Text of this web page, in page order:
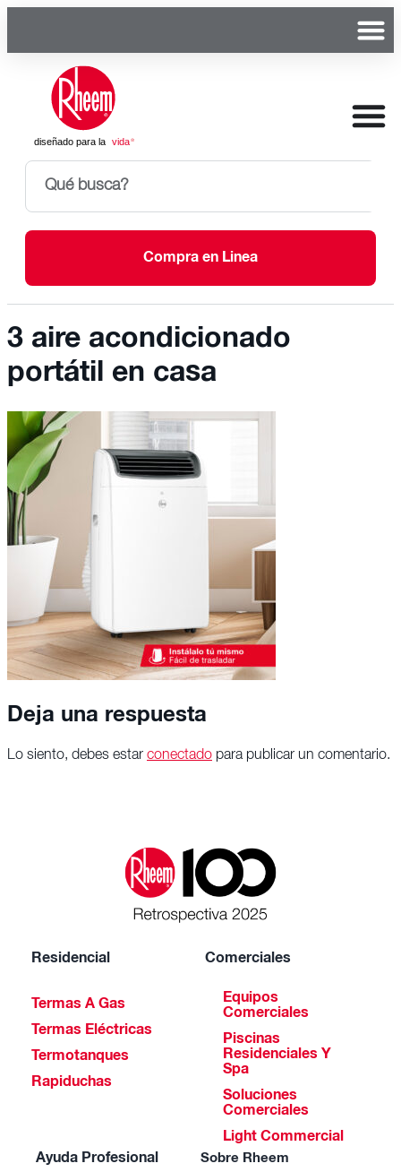
Compra en Linea
3 aire acondicionado
portátil en casa
Deja una respuesta
Lo siento, debes estar conectado para publicar un comentario.
Residencial
Termas A Gas
Termas Eléctricas
Termotanques
Rapiduchas
Comerciales
Equipos
Comerciales
Piscinas
Residenciales Y
Spa
Soluciones
Comerciales
Light Commercial
Ayuda Profesional
Sobre Rheem